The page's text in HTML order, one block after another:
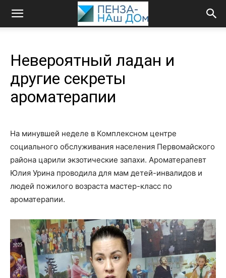
Невероятный ладан и
другие секреты
ароматерапии
На минувшей неделе в Комплексном центре
социального обслуживания населения Первомайского
района царили экзотические запахи. Ароматерапевт
Юлия Урина проводила для мам детей-инвалидов и
людей пожилого возраста мастер-класс по
ароматерапии.